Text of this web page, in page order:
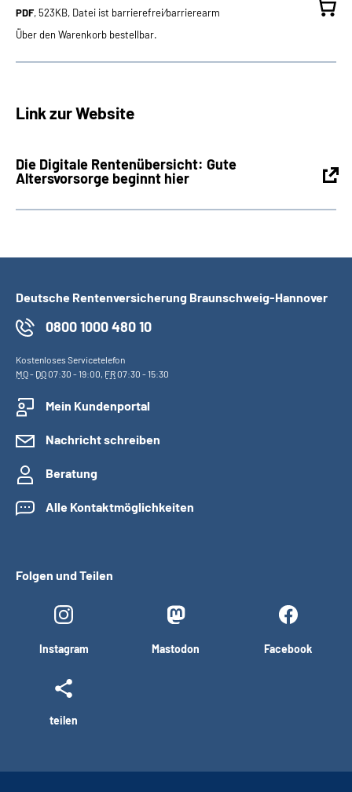
PDF, 523KB, Datei ist barrierefrei⁄barrierearm
Über den Warenkorb bestellbar.
Link zur Website
Die Digitale Rentenübersicht: Gute
Altersvorsorge beginnt hier
Deutsche Rentenversicherung Braunschweig-Hannover
0800 1000 480 10
Kostenloses Servicetelefon
MO- DO07:30 - 19:00, FR07:30 - 15:30
Mein Kundenportal
Nachricht schreiben
Beratung
Alle Kontaktmöglichkeiten
Folgen und Teilen
Instagram Mastodon Facebook
teilen